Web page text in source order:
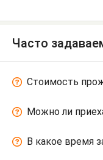
Часто
Стоимость
Можно ли
В какое время